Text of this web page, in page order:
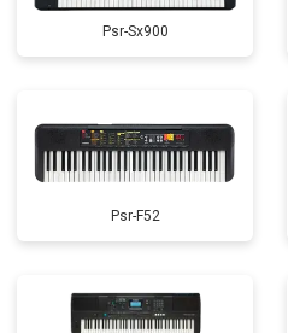
Psr-Sx900
Psr-F52